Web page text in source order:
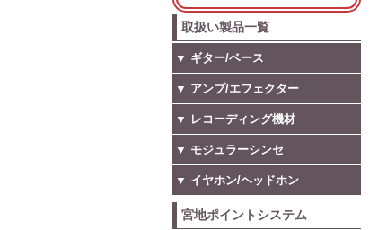
取扱い製品一覧
▼ ギター/ベース
▼ アンプ/エフェクター
▼ レコーディング機材
▼ モジュラーシンセ
▼ イヤホン/ヘッドホン
宮地ポイントシステム